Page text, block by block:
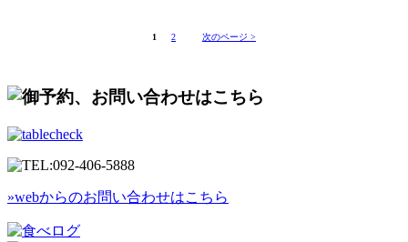
1 2 次のページ >
»webからのお問い合わせはこちら